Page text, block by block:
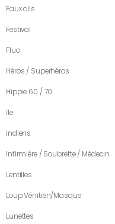
Faux cils
Festival
Fluo
Héros / Superhéros
Hippie 60 / 70
île
Indiens
Infirmière / Soubrette / Médecin
Lentilles
Loup Vénitien/Masque
Lunettes